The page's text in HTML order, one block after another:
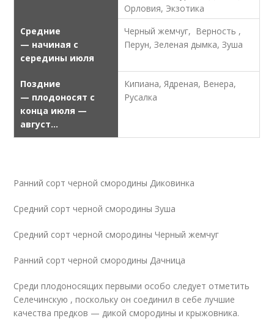
Орловия, Экзотика
Средние
— начиная с
середины июля
Черный жемчуг, Верность ,
Перун, Зеленая дымка, Зуша
Поздние
— плодоносят с
конца июля —
август…
Кипиана, Ядреная, Венера,
Русалка
Ранний сорт черной смородины Диковинка
Средний сорт черной смородины Зуша
Средний сорт черной смородины Черный жемчуг
Ранний сорт черной смородины Дачница
Среди плодоносящих первыми особо следует отметить
Селечинскую , поскольку он соединил в себе лучшие
качества предков — дикой смородины и крыжовника.